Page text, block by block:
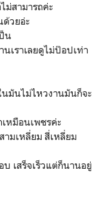
ม่สามารถค่ะ
วยอ่ะ
น
เราเลยดูไม่ป๊อปเท่า
นมันไม่ไหวงานมันก็จะ
หมือนเพชรค่ะ
ามเหลี่ยม สี่เหลี่ยม
เสร็จเร็วแต่ก็นานอยู่